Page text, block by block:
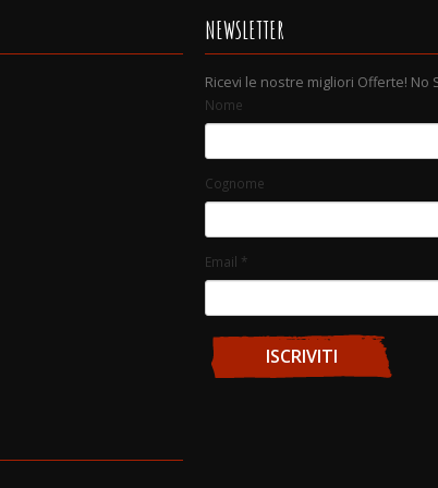
NEWSLETTER
Ricevi le nostre migliori Offerte! No
Nome
Cognome
Email *